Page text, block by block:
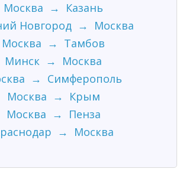
Москва → Казань
Новгород → Москва
Москва → Тамбов
Минск → Москва
→ Симферополь
Москва → Крым
Москва → Пенза
→ Москва